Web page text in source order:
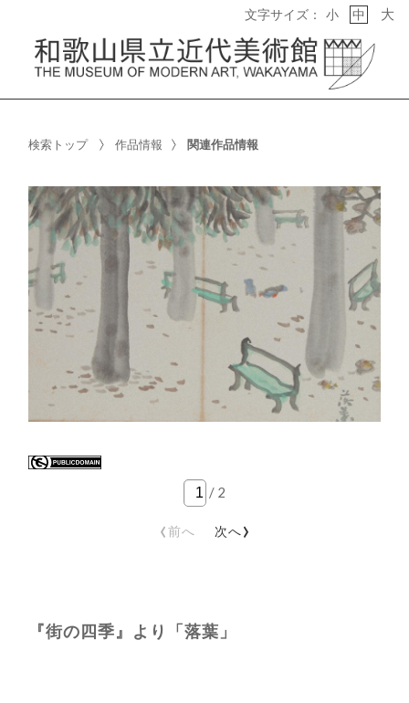
文字サイズ： 小 中 大
検索トップ 作品情報 関連作品情報
/ 2
‹前へ 次へ›
『街の四季』より「落葉」